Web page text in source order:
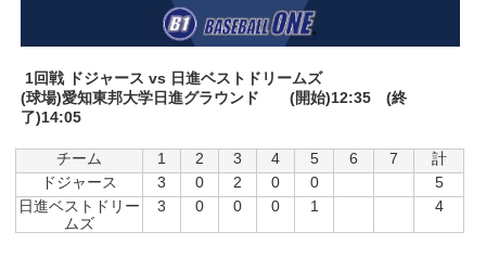
1回戦 ドジャース vs 日進ベストドリームズ
(球場)愛知東邦大学日進グラウンド (開始)12:35 (終
了)14:05
チーム 1 2 3 4 5 6 7
計
ドジャース
3 0 2 0 0
5
日進ベストドリー
ムズ
3 0 0 0 1 4